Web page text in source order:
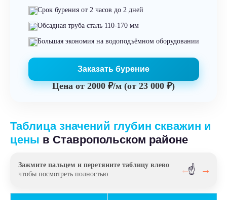
Срок бурения от 2 часов до 2 дней
Обсадная труба сталь 110-170 мм
Большая экономия на водоподъёмном оборудовании
Заказать бурение
Цена от2000 ₽/м (от 23 000 ₽)
Таблица значений глубин скважин и
цены в Ставропольском районе
Зажмите пальцем и перетяните таблицу влево
чтобы посмотреть полностью
←☝️ →